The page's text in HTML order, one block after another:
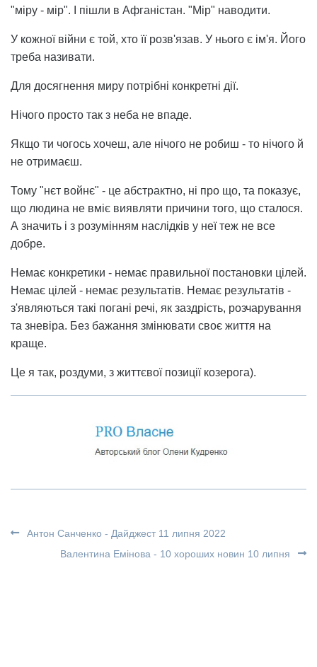
"міру - мір". І пішли в Афганістан. "Мір" наводити.
У кожної війни є той, хто її розв'язав. У нього є ім'я. Його
треба називати.
Для досягнення миру потрібні конкретні дії.
Нічого просто так з неба не впаде.
Якщо ти чогось хочеш, але нічого не робиш - то нічого й
не отримаєш.
Тому "нєт войнє" - це абстрактно, ні про що, та показує,
що людина не вміє виявляти причини того, що сталося.
А значить і з розумінням наслідків у неї теж не все
добре.
Немає конкретики - немає правильної постановки цілей.
Немає цілей - немає результатів. Немає результатів -
з'являються такі погані речі, як заздрість, розчарування
та зневіра. Без бажання змінювати своє життя на
краще.
Це я так, роздуми, з життєвої позиції козерога).
Антон Санченко - Дайджест 11 липня 2022
Валентина Емінова - 10 хороших новин 10 липня